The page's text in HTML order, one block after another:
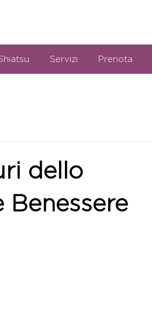
Servizi Prenota
dello
Benessere